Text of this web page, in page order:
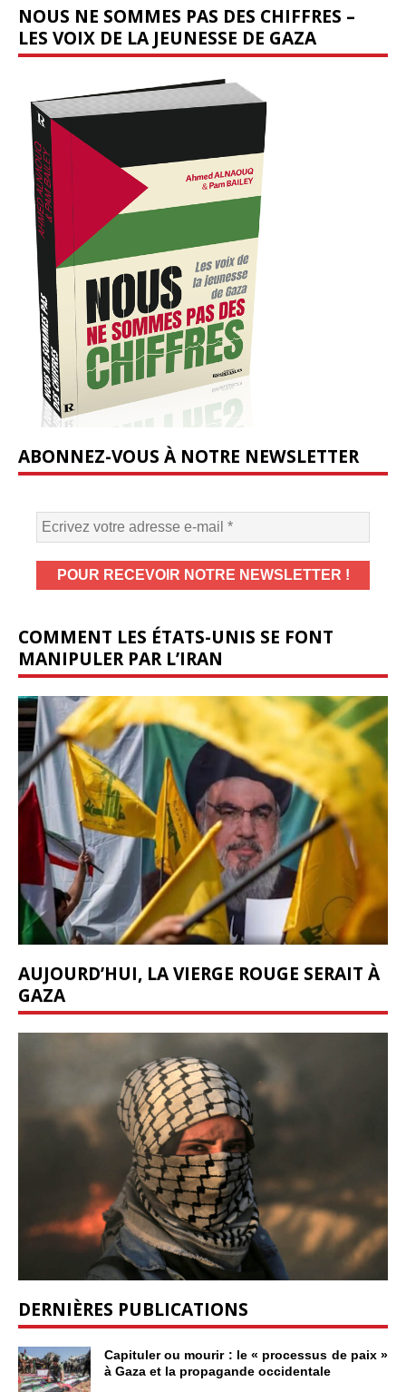
NOUS NE SOMMES PAS DES CHIFFRES –
LES VOIX DE LA JEUNESSE DE GAZA
ABONNEZ-VOUS À NOTRE NEWSLETTER
COMMENT LES ÉTATS-UNIS SE FONT
MANIPULER PAR L’IRAN
AUJOURD’HUI, LA VIERGE ROUGE SERAIT À
GAZA
DERNIÈRES PUBLICATIONS
Capituler ou mourir : le « processus de paix »
à Gaza et la propagande occidentale